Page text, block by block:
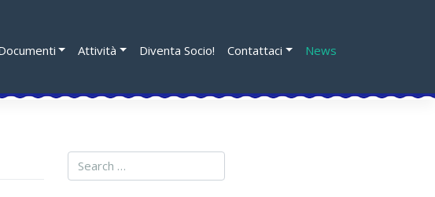
Attività Diventa Socio! Contattaci News